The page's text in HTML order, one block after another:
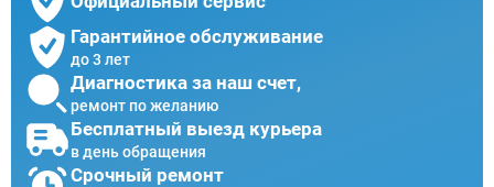
Гарантийное обслуживание
до 3 лет
Диагностика за наш счет,
ремонт по желанию
Бесплатный выезд курьера
в день обращения
Срочный ремонт